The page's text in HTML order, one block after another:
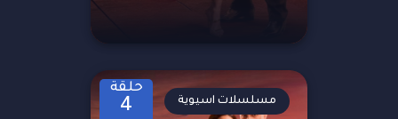
حلقة
4 مسلسلات اسيوية